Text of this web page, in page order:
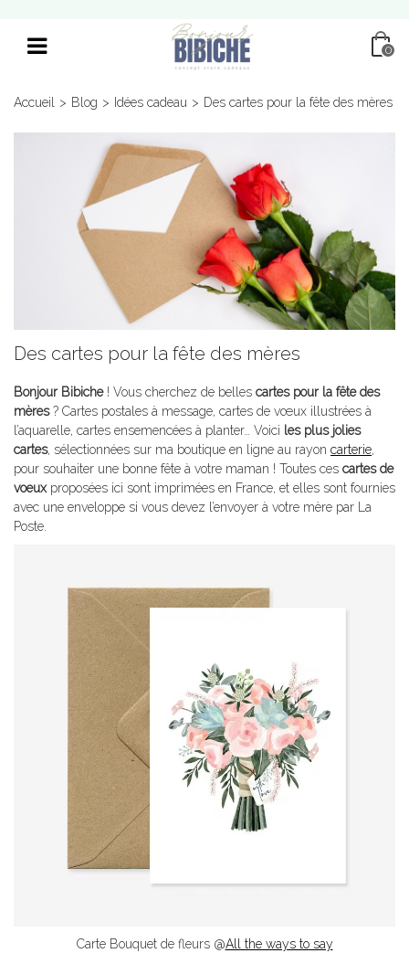
0
Accueil > Blog > Idées cadeau > Des cartes pour la fête des mères
Des cartes pour la fête des mères
Bonjour Bibiche! Vous cherchez de belles cartes pour la fête des
mères? Cartes postales à message, cartes de vœux illustrées à
l’aquarelle, cartes ensemencées à planter… Voici les plus jolies
cartes, sélectionnées sur ma boutique en ligne au rayon carterie,
pour souhaiter une bonne fête à votre maman ! Toutes ces cartes de
voeuxproposées ici sont imprimées en France, et elles sont fournies
avec une enveloppe si vous devez l’envoyer à votre mère par La
Poste.
Carte Bouquet de fleurs @All the ways to say